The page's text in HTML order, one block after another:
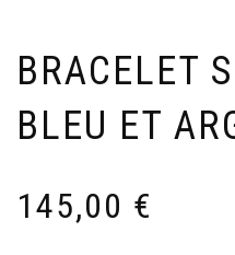
BRACELET
BLEU ET
145,00 €